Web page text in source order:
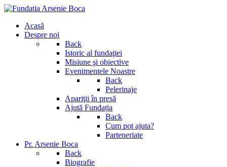
Acasă
Despre noi
Back
Istoric al fundaţiei
Misiune şi obiective
Evenimentele Noastre
Back
Pelerinaje
Apariţii în presă
Ajută Fundația
Back
Cum pot ajuta?
Parteneriate
Pr. Arsenie Boca
Back
Biografie